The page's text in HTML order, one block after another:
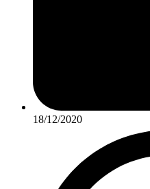
18/12/2020